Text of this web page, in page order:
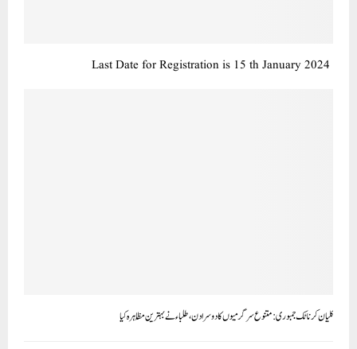
کلیان کرناٹک جمبوری: متنوع سرگرمیوں کا دوسرا دن،طلباء نے بہترین مُظاہرہ کیا